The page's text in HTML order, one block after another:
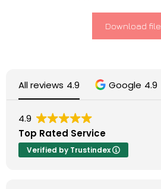
Download file
All reviews 4.9 Google 4.9
4.9
Top Rated Service
Verified by Trustindex